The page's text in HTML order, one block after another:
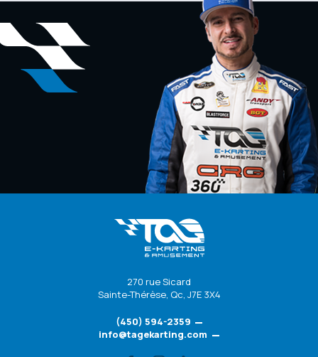
270 rue Sicard
Sainte-Thérèse, Qc, J7E 3X4
(450) 594-2359
info@tagekarting.com